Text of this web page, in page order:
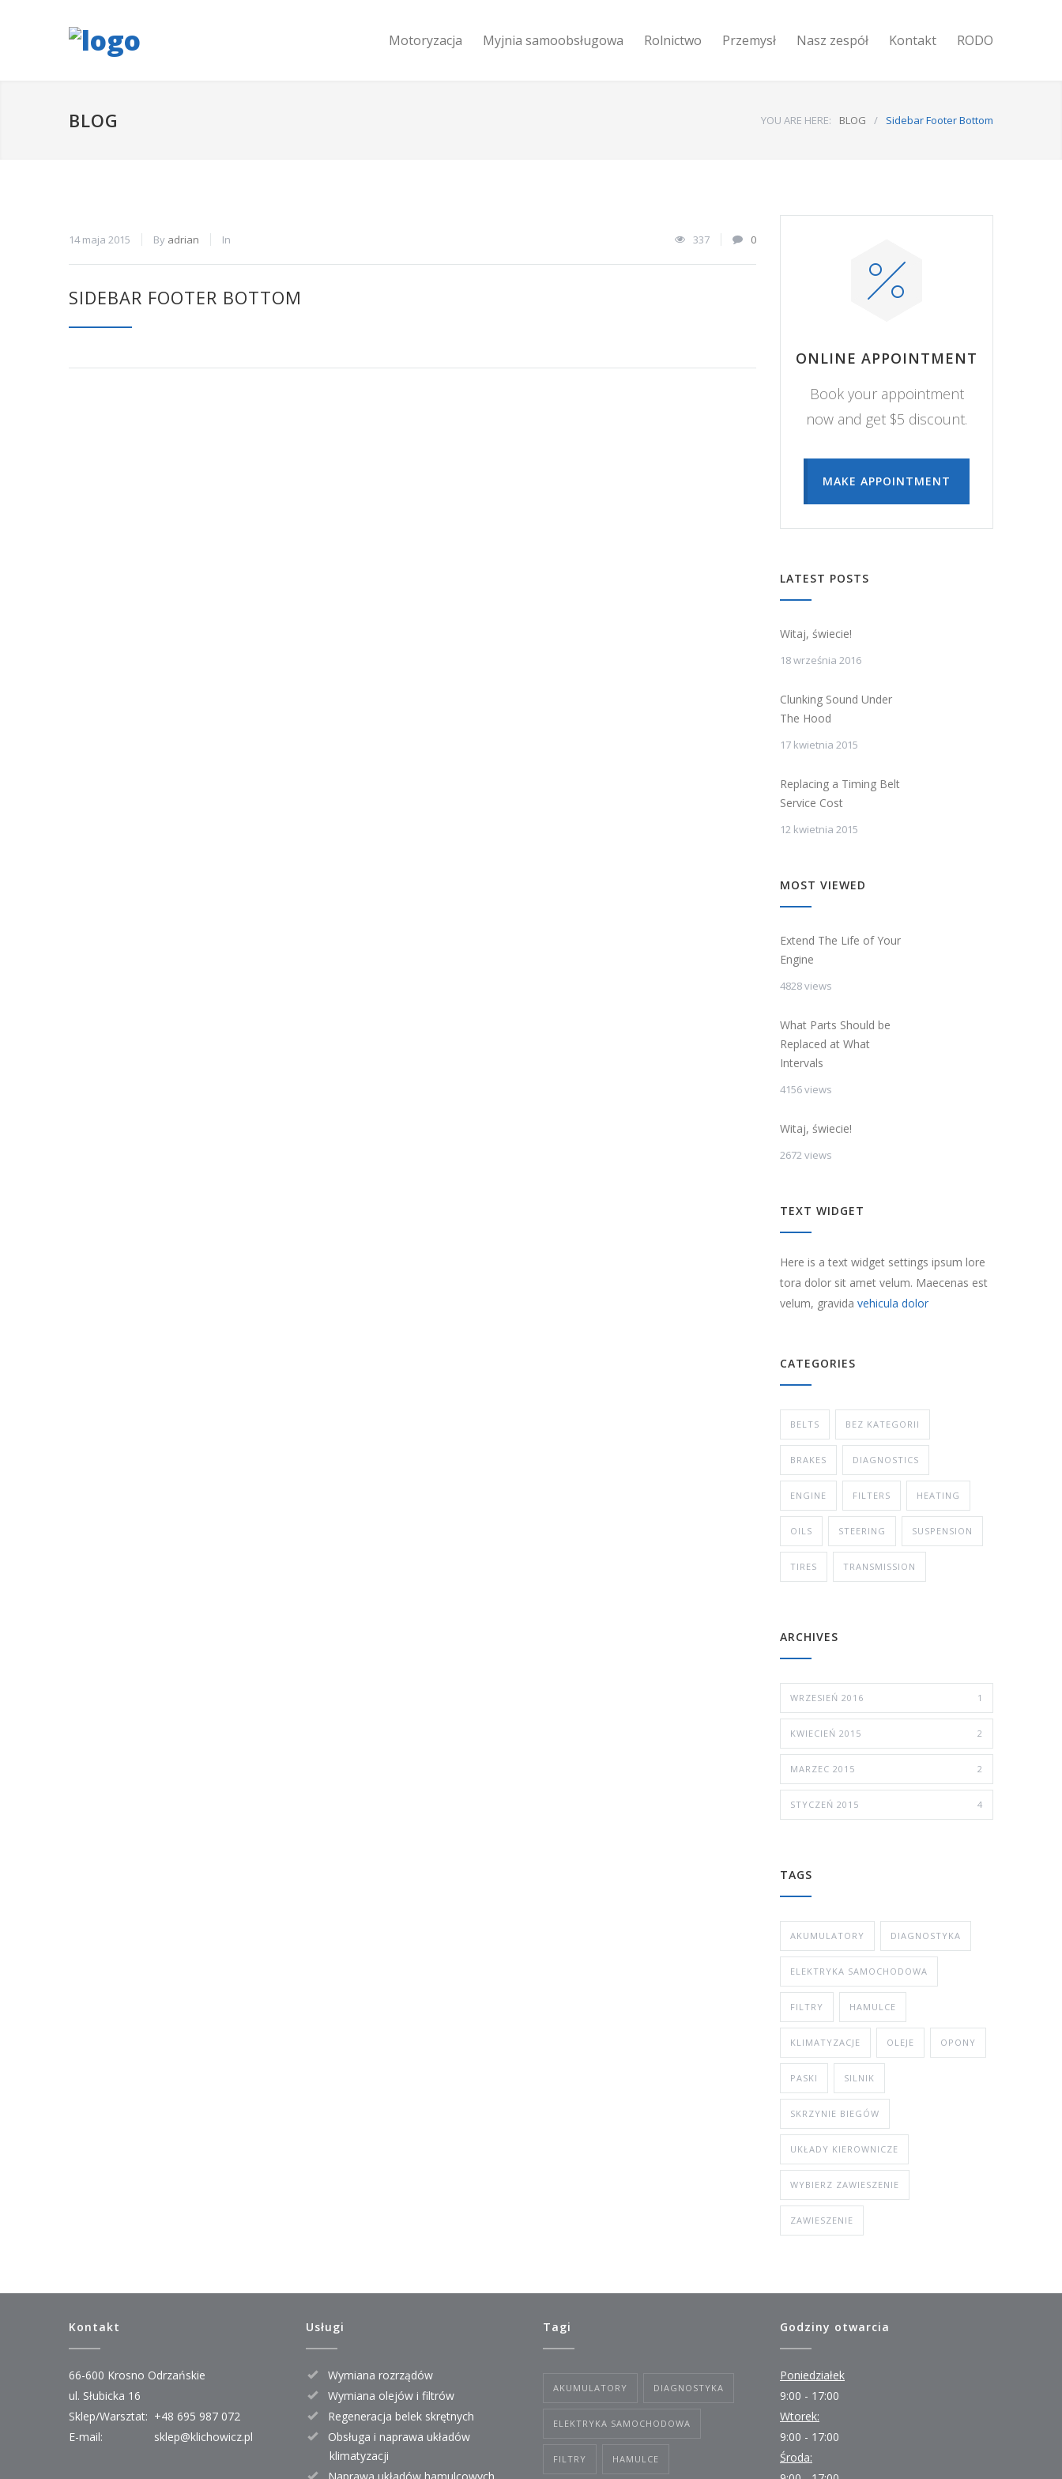
Motoryzacja Myjnia samoobsługowa Rolnictwo Przemysł Nasz zespół Kontakt RODO
BLOG YOU ARE HERE: BLOG / Sidebar Footer Bottom
14 maja 2015 By adrian In 337 0
SIDEBAR FOOTER BOTTOM
ONLINE APPOINTMENT
Book your appointment
now and get $5 discount.
MAKE APPOINTMENT
LATEST POSTS
Witaj, świecie!
18 września 2016
Clunking Sound Under
The Hood
17 kwietnia 2015
Replacing a Timing Belt
Service Cost
12 kwietnia 2015
MOST VIEWED
Extend The Life of Your
Engine
4828 views
What Parts Should be
Replaced at What
Intervals
4156 views
Witaj, świecie!
2672 views
TEXT WIDGET
Here is a text widget settings ipsum lore
tora dolor sit amet velum. Maecenas est
velum, gravida vehicula dolor
CATEGORIES
BELTS BEZ KATEGORII
BRAKES DIAGNOSTICS
ENGINE FILTERS HEATING
OILS STEERING SUSPENSION
TIRES TRANSMISSION
ARCHIVES
WRZESIEŃ 2016 1
KWIECIEŃ 2015 2
MARZEC 2015 2
STYCZEŃ 2015 4
TAGS
AKUMULATORY DIAGNOSTYKA
ELEKTRYKA SAMOCHODOWA
FILTRY HAMULCE
KLIMATYZACJE OLEJE OPONY
PASKI SILNIK
SKRZYNIE BIEGÓW
UKŁADY KIEROWNICZE
WYBIERZ ZAWIESZENIE
ZAWIESZENIE
Kontakt
66-600 Krosno Odrzańskie
ul. Słubicka 16
Sklep/Warsztat: +48 695 987 072
E-mail:
sklep@klichowicz.pl
Usługi
Wymiana rozrządów
Wymiana olejów i filtrów
Regeneracja belek skrętnych
Obsługa i naprawa układów
klimatyzacji
Tagi
AKUMULATORY DIAGNOSTYKA
ELEKTRYKA SAMOCHODOWA
FILTRY HAMULCE
Godziny otwarcia
Poniedziałek
9:00 - 17:00
Wtorek:
9:00 - 17:00
Środa: